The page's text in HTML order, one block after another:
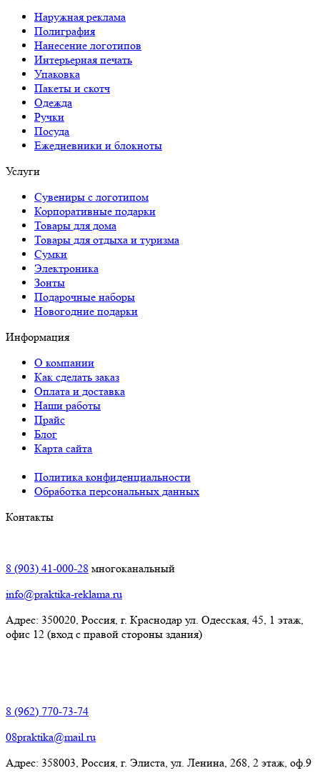
Наружная реклама
Полиграфия
Нанесение логотипов
Интерьерная печать
Упаковка
Пакеты и скотч
Одежда
Ручки
Посуда
Ежедневники и блокноты
Услуги
Сувениры с логотипом
Корпоративные подарки
Товары для дома
Товары для отдыха и туризма
Сумки
Электроника
Зонты
Подарочные наборы
Новогодние подарки
Информация
О компании
Как сделать заказ
Оплата и доставка
Наши работы
Прайс
Блог
Карта сайта
Политика конфиденциальности
Обработка персональных данных
Контакты
8 (903) 41-000-28 многоканальный
info@praktika-reklama.ru
Адрес: 350020, Россия, г. Краснодар ул. Одесская, 45, 1 этаж,
офис 12 (вход с правой стороны здания)
8 (962) 770-73-74
08praktika@mail.ru
Адрес:​ 358003, Россия, г. Элиста, ул. Ленина, 268, 2 этаж, оф.9